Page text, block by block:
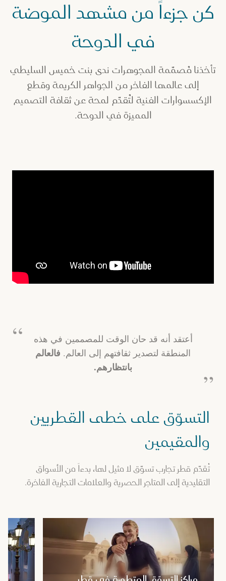
كن جزءاً من مشهد الموضة
في الدوحة
تأخذنا مُصمّمة المجوهرات ندى بنت خميس السليطي
إلى عالمها الفاخر من الجواهر الكريمة وقطع
الإكسسوارات الفنية لتُقدّم لمحة عن ثقافة التصميم
المميزة في الدوحة.
أعتقد أنه قد حان الوقت للمصممين في هذه
المنطقة لتصدير ثقافتهم إلى العالم. فالعالم
بانتظارهم.
التسوّق على خطى القطريين
والمقيمين
تُقدّم قطر تجارب تسوّق لا مثيل لها، بدءاً من الأسواق
التقليدية إلى المتاجر الحصرية والعلامات التجارية الفاخرة.